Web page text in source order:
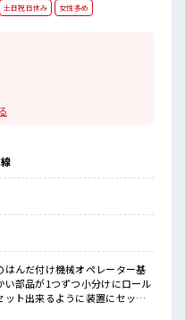
土日祝日休み 女性多め
すが、
≫
由！
はんだ付け機械オペレーター基
部品が1つずつ小分けにロール
ト出来るように装置にセッ
取り出し・基板の目視検査・